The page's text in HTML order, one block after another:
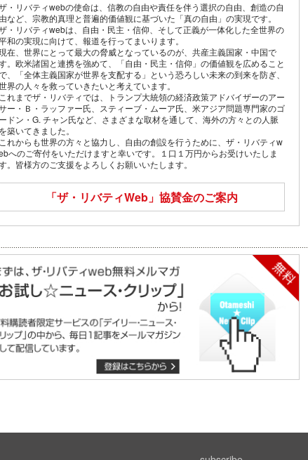
・リバティwebの使命は、信教の自由や責任を伴う選択の自由、創造の自
由など、宗教的真理と普遍的価値観に基づいた「真の自由」の実現です。
・リバティwebは、自由・民主・信仰、そして正義が一体化した全世界の
和の実現に向けて、報道を行ってまいります。
在、世界にとって最大の脅威となっているのが、共産主義国家・中国で
。欧米諸国と連携を強めて、「自由・民主・信仰」の価値観を広めること
、「全体主義国家が世界を支配する」という恐ろしい未来の到来を防ぎ、
界の人々を救っていきたいと考えています。
これまでザ・リバティでは、トランプ大統領の経済政策アドバイザーのアー
ー・Ｂ・ラッファー氏、スティーブ・ムーア氏、米アジア問題専門家のゴ
ードン・G. チャン氏など、さまざまな取材を通して、海外の方々との人脈
を築いてきました。
これからも世界の方々と協力し、自由の創設を行うために、ザ・リバティw
へのご寄付をいただけますと幸いです。１口１万円からお受けいたしま
。皆様方のご支援をよろしくお願いいたします。
「ザ・リバティWeb」 協賛金のご案内